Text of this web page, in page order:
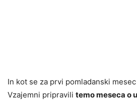
In kot se za prvi pomladanski
Vzajemni pripravili temo meseca o